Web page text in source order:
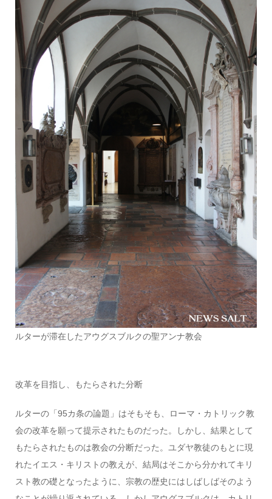
ルターが滞在したアウグスブルクの聖アンナ教会
改革を目指し、もたらされた分断
ルターの「95カ条の論題」はそもそも、ローマ・カトリック教
会の改革を願って提示されたものだった。しかし、結果として
もたらされたものは教会の分断だった。ユダヤ教徒のもとに現
れたイエス・キリストの教えが、結局はそこから分かれてキリ
スト教の礎となったように、宗教の歴史にはしばしばそのよう